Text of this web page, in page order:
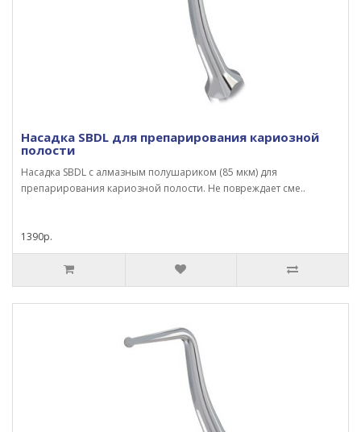
Насадка SBDL для препарирования кариозной
полости
Насадка SBDL с алмазным полушариком (85 мкм) для
препарирования кариозной полости. Не повреждает сме..
1390р.